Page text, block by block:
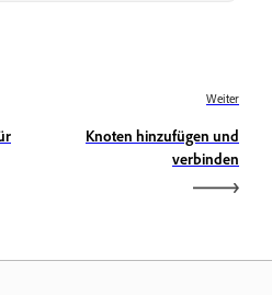
Weiter
Knoten hinzufügen und
verbinden